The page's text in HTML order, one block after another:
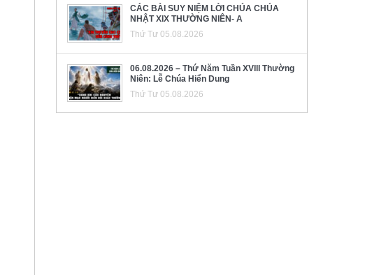
CÁC BÀI SUY NIỆM LỜI CHÚA CHÚA
NHẬT XIX THƯỜNG NIÊN- A
Thứ Tư 05.08.2026
06.08.2026 – Thứ Năm Tuần XVIII Thường
Niên: Lễ Chúa Hiển Dung
Thứ Tư 05.08.2026